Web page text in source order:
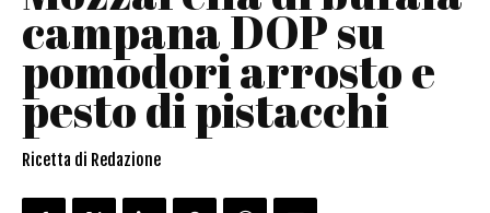
campana DOP su
pomodori arrosto e
pesto di pistacchi
Ricetta di Redazione